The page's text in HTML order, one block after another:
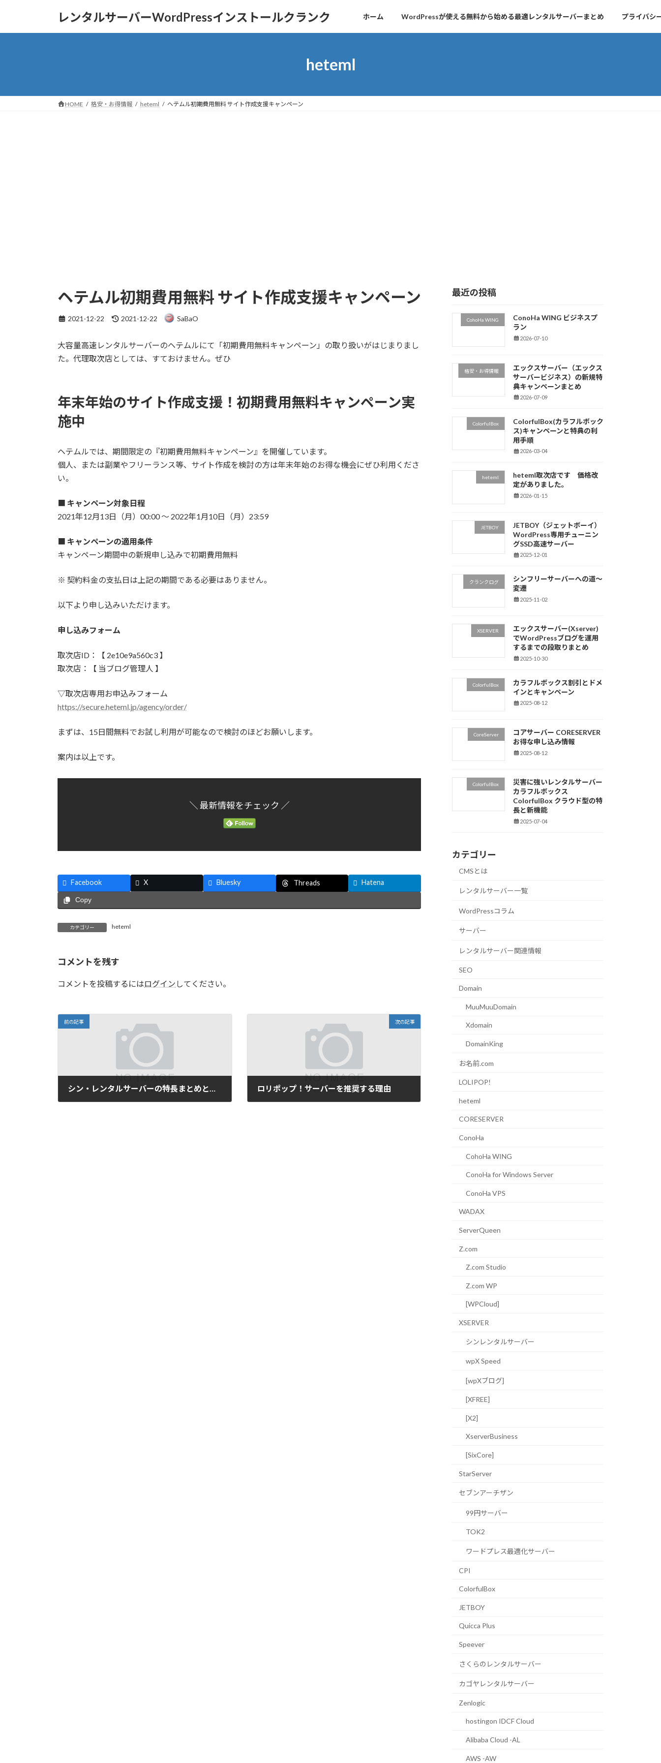
レンタルサーバーWordPressインストールクランク ホーム WordPressが使える無料から始める最適レンタルサーバーまとめ プライバシ
heteml
HOME 格安・お得情報 heteml ヘテムル初期費用無料 サイト作成支援キャンペーン
ヘテムル初期費用無料 サイト作成支援キャンペーン
2021-12-22
最
新
日
2021-12-22 SaBaO
大容量高速レンタルサーバーのヘテムルにて「初期費用無料キャンペーン」の取り扱いがはじまりまし
た。代理取次店としては、すておけません。ぜひ
年末年始のサイト作成支援！初期費用無料キャンペーン実
施中
ヘテムルでは、期間限定の『初期費用無料キャンペーン 』を開催しています。
個人、または副業やフリーランス等、サイト作成を検討の方は年末年始のお得な機会にぜひ利用くださ
い。
キャンペーン対象日程
2021年12月13日（月）00:00 ～ 2022年1月10日（月）23:59
キャンペーンの適用条件
キャンペーン期間中の新規申し込みで初期費用無料
※ 契約料金の支払日は上記の期間である必要はありません。
以下より申し込みいただけます。
申し込みフォーム
取次店ID：【 2e10e9a560c3 】
取次店：【 当ブログ管理人 】
▽取次店専用お申込みフォーム
https://secure.heteml.jp/agency/order/
まずは、15日間無料でお試し利用が可能なので検討のほどお願いします。
案内は以上です。
＼ 最新情報をチェック ／
Facebook X Bluesky Threads Hatena
Copy
カテゴリー heteml
コメントを残す
コメントを投稿するにはログイン してください。
前の記事
シン・レンタルサーバーの特長まとめとエックスサーバーとの違い
次の記事
ロリポップ！サーバーを推奨する理由
最近の投稿
CohoHa WING
ConoHa WING ビジネスプ
ラン
2026-07-10
格安・お得情報
エックスサーバー（エックス
サーバービジネス）の新規特
典キャンペーンまとめ
2026-07-09
ColorfulBox
ColorfulBox(カラフルボック
ス)キャンペーンと特典の利
用手順
2026-03-04
heteml
heteml取次店です 価格改
定がありました。
2026-01-15
JETBOY
JETBOY（ジェットボーイ）
WordPress専用チューニン
グSSD高速サーバー
2025-12-01
クランクログ
シンフリーサーバーへの道～
変遷
2025-11-02
XSERVER
エックスサーバー(Xserver)
でWordPressブログを運用
するまでの段取りまとめ
2025-10-30
ColorfulBox
カラフルボックス割引とドメ
インとキャンペーン
2025-08-12
CoreServer
コアサーバー CORESERVER
お得な申し込み情報
2025-08-12
ColorfulBox
災害に強いレンタルサーバー
カラフルボックス
ColorfulBox クラウド型の特
長と新機能
2025-07-04
カテゴリー
CMSとは
レンタルサーバー一覧
WordPressコラム
サーバー
レンタルサーバー関連情報
SEO
Domain
MuuMuuDomain
Xdomain
DomainKing
お名前.com
LOLIPOP!
heteml
CORESERVER
ConoHa
CohoHa WING
ConoHa for Windows Server
ConoHa VPS
WADAX
ServerQueen
Z.com
Z.com Studio
Z.com WP
[WPCloud]
XSERVER
シンレンタルサーバー
wpX Speed
[wpXブログ]
[XFREE]
[X2]
XserverBusiness
[SixCore]
StarServer
セブンアーチザン
99円サーバー
TOK2
ワードプレス最適化サーバー
CPI
ColorfulBox
JETBOY
Quicca Plus
Speever
さくらのレンタルサーバー
カゴヤレンタルサーバー
Zenlogic
hostingon IDCF Cloud
Alibaba Cloud -AL
AWS -AW